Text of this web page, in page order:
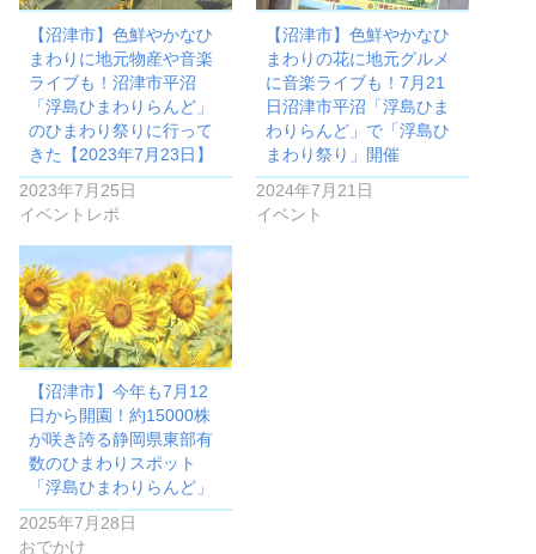
【沼津市】色鮮やかなひ
まわりに地元物産や音楽
ライブも！沼津市平沼
「浮島ひまわりらんど」
のひまわり祭りに行って
きた【2023年7月23日】
2023年7月25日
イベントレポ
【沼津市】色鮮やかなひ
まわりの花に地元グルメ
に音楽ライブも！7月21
日沼津市平沼「浮島ひま
わりらんど」で「浮島ひ
まわり祭り」開催
2024年7月21日
イベント
【沼津市】今年も7月12
日から開園！約15000株
が咲き誇る静岡県東部有
数のひまわりスポット
「浮島ひまわりらんど」
2025年7月28日
おでかけ